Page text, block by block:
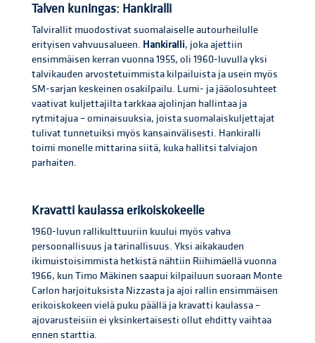
Talven kuningas: Hankiralli
Talvirallit muodostivat suomalaiselle autourheilulle
erityisen vahvuusalueen. Hankiralli, joka ajettiin
ensimmäisen kerran vuonna 1955, oli 1960-luvulla yksi
talvikauden arvostetuimmista kilpailuista ja usein myös
SM-sarjan keskeinen osakilpailu. Lumi- ja jääolosuhteet
vaativat kuljettajilta tarkkaa ajolinjan hallintaa ja
rytmitajua – ominaisuuksia, joista suomalaiskuljettajat
tulivat tunnetuiksi myös kansainvälisesti. Hankiralli
toimi monelle mittarina siitä, kuka hallitsi talviajon
parhaiten.
Kravatti kaulassa erikoiskokeelle
1960-luvun rallikulttuuriin kuului myös vahva
persoonallisuus ja tarinallisuus. Yksi aikakauden
ikimuistoisimmista hetkistä nähtiin Riihimäellä vuonna
1966, kun Timo Mäkinen saapui kilpailuun suoraan Monte
Carlon harjoituksista Nizzasta ja ajoi rallin ensimmäisen
erikoiskokeen vielä puku päällä ja kravatti kaulassa –
ajovarusteisiin ei yksinkertaisesti ollut ehditty vaihtaa
ennen starttia.